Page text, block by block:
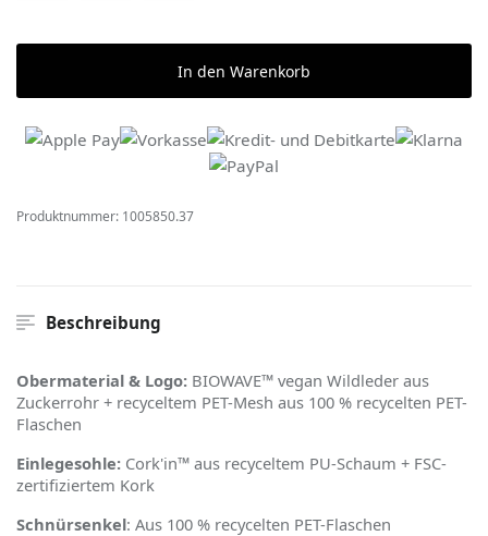
In den Warenkorb
Produktnummer: 1005850.37
Beschreibung
Obermaterial & Logo: BIOWAVE™ vegan Wildleder aus
Zuckerrohr + recyceltem PET-Mesh aus 100 % recycelten PET-
Flaschen
Einlegesohle: Cork'in™ aus recyceltem PU-Schaum + FSC-
zertifiziertem Kork
Schnürsenkel: Aus 100 % recycelten PET-Flaschen